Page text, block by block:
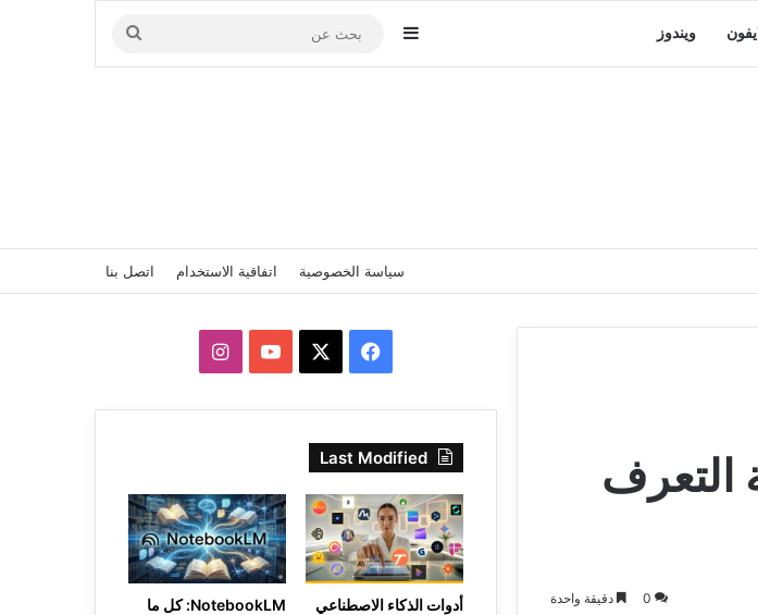
ويندوز إضافة عمود جانبي
بحث
عن
سياسة الخصوصية اتفاقية الاستخدام اتصل بنا
التعرف
0 دقيقة واحدة
فيسبوك ‫YouTubeانستقرام
Last Modified
أدوات الذكاء الاصطناعي
NotebookLM: كل ما